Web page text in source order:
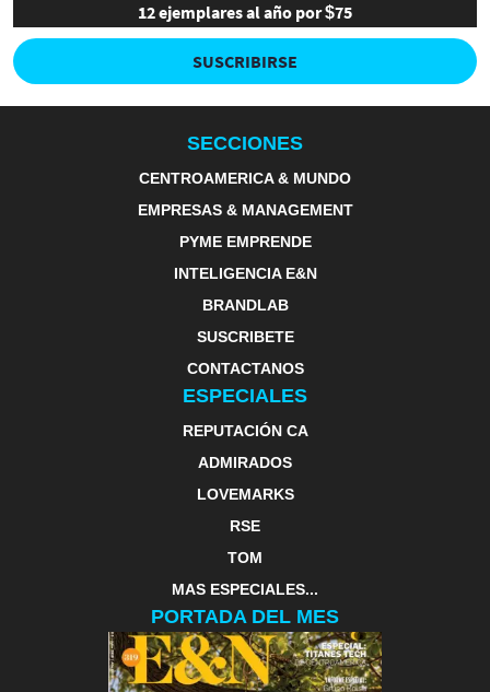
12 ejemplares al año por $75
SUSCRIBIRSE
SECCIONES
CENTROAMERICA & MUNDO
EMPRESAS & MANAGEMENT
PYME EMPRENDE
INTELIGENCIA E&N
BRANDLAB
SUSCRIBETE
CONTACTANOS
ESPECIALES
REPUTACIÓN CA
ADMIRADOS
LOVEMARKS
RSE
TOM
MAS ESPECIALES...
PORTADA DEL MES